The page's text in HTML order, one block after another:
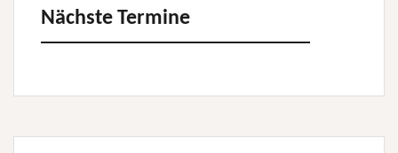
Nächste Termine